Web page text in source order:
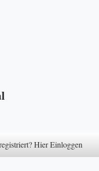
Hier Einloggen